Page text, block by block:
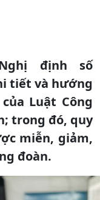
định số
tiết và hướng
Luật Công
trong đó, quy
miễn, giảm,
đoàn.